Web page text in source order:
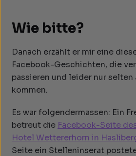
Wie bitte?
Danach erzählt er mir eine
Facebook-Geschichten, die
passieren und leider nur selten
kommen.
Es war folgendermassen: Ein
betreut die Facebook-Seite
Hotel Wettererhorn in
Seite ein Stelleninserat